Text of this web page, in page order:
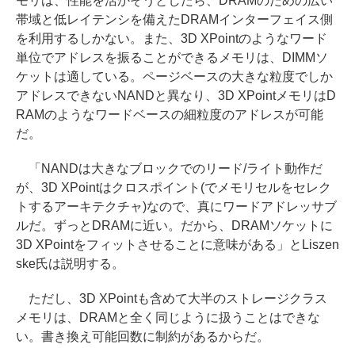
帯域と低レイテンシを備えたDRAMインターフェイス側
を利用するしかない。また、3D XPointのようなワード
単位でアドレスを振ることができるメモリは、DIMMソ
ケットは適している。ページベースの大きな粒度でしか
アドレスできないNANDと異なり、3D XPointメモリはD
RAMのようなワードベースの細粒度のアドレスが可能
だ。
「NANDは大きなブロックでのリード/ライト動作だ
が、3D XPointはクロスポイント(でメモリセルをセレク
トするアーキテクチャ)なので、真にワードアドレッサブ
ルだ。ずっとDRAMに近い。だから、DRAMソケットに
3D XPointをフィットさせることに意味がある」とLiszen
ske氏は説明する。
ただし、3D XPointも含めて大半のストレージクラス
メモリは、DRAMと全く同じように扱うことはできな
い。書き換え可能回数に制約があるからだ。